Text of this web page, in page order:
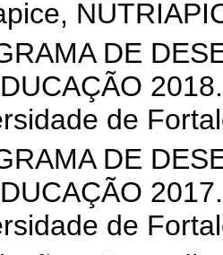
DE
de
DE
de